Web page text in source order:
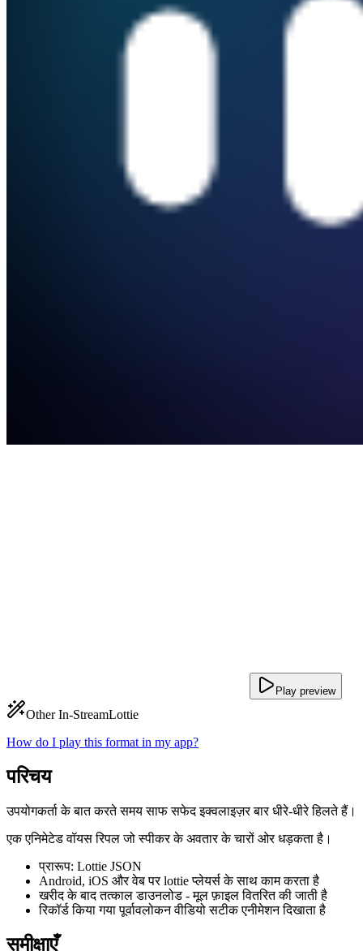
Play preview
Other In-StreamLottie
How do I play this format in my app?
परिचय
उपयोगकर्ता के बात करते समय साफ सफेद इक्वलाइज़र बार धीरे-धीरे हिलते हैं।
एक एनिमेटेड वॉयस रिपल जो स्पीकर के अवतार के चारों ओर धड़कता है।
प्रारूप: Lottie JSON
Android, iOS और वेब पर lottie प्लेयर्स के साथ काम करता है
खरीद के बाद तत्काल डाउनलोड - मूल फ़ाइल वितरित की जाती है
रिकॉर्ड किया गया पूर्वावलोकन वीडियो सटीक एनीमेशन दिखाता है
समीक्षाएँ